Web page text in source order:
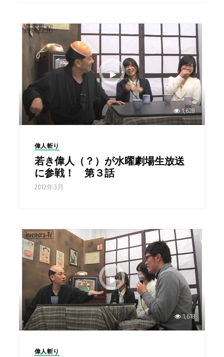
1,628
偉人斬り
若き偉人（？）が水曜劇場生放送
に参戦！ 第３話
2012年3月
1,618
偉人斬り